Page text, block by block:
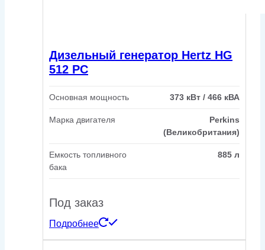
Дизельный генератор Hertz HG
512 PC
Основная мощность 373 кВт / 466 кВА
Марка двигателя
Perkins
(Великобритания)
Емкость топливного
бака
885 л
Под заказ
Подробнее